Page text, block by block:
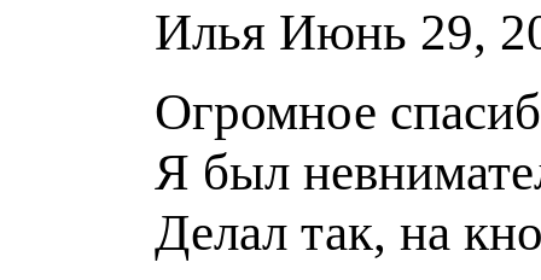
Илья Июнь 29,
Огромное
Я был
Делал так, на